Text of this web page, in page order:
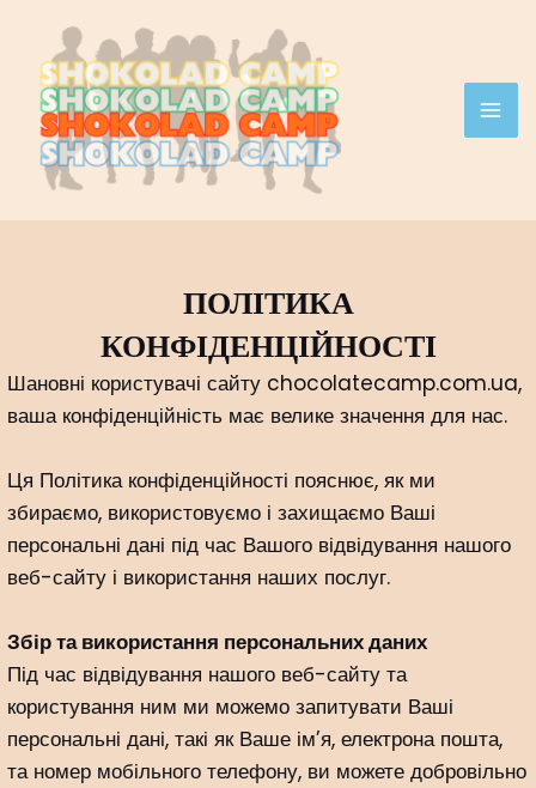
содержимому
ПОЛІТИКА
КОНФІДЕНЦІЙНОСТІ
Шановні користувачі сайту chocolatecamp.com.ua,
ваша конфіденційність має велике значення для нас.
Ця Політика конфіденційності пояснює, як ми
збираємо, використовуємо і захищаємо Ваші
персональні дані під час Вашого відвідування нашого
веб-сайту і використання наших послуг.
Збір та використання персональних даних
Під час відвідування нашого веб-сайту та
користування ним ми можемо запитувати Ваші
персональні дані, такі як Ваше ім’я, електрона пошта,
та номер мобільного телефону, ви можете добровільно